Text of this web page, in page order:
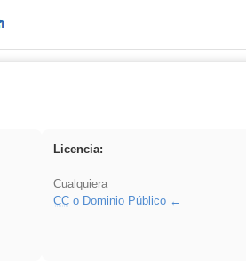
Licencia:
Cualquiera
CCo Dominio Público